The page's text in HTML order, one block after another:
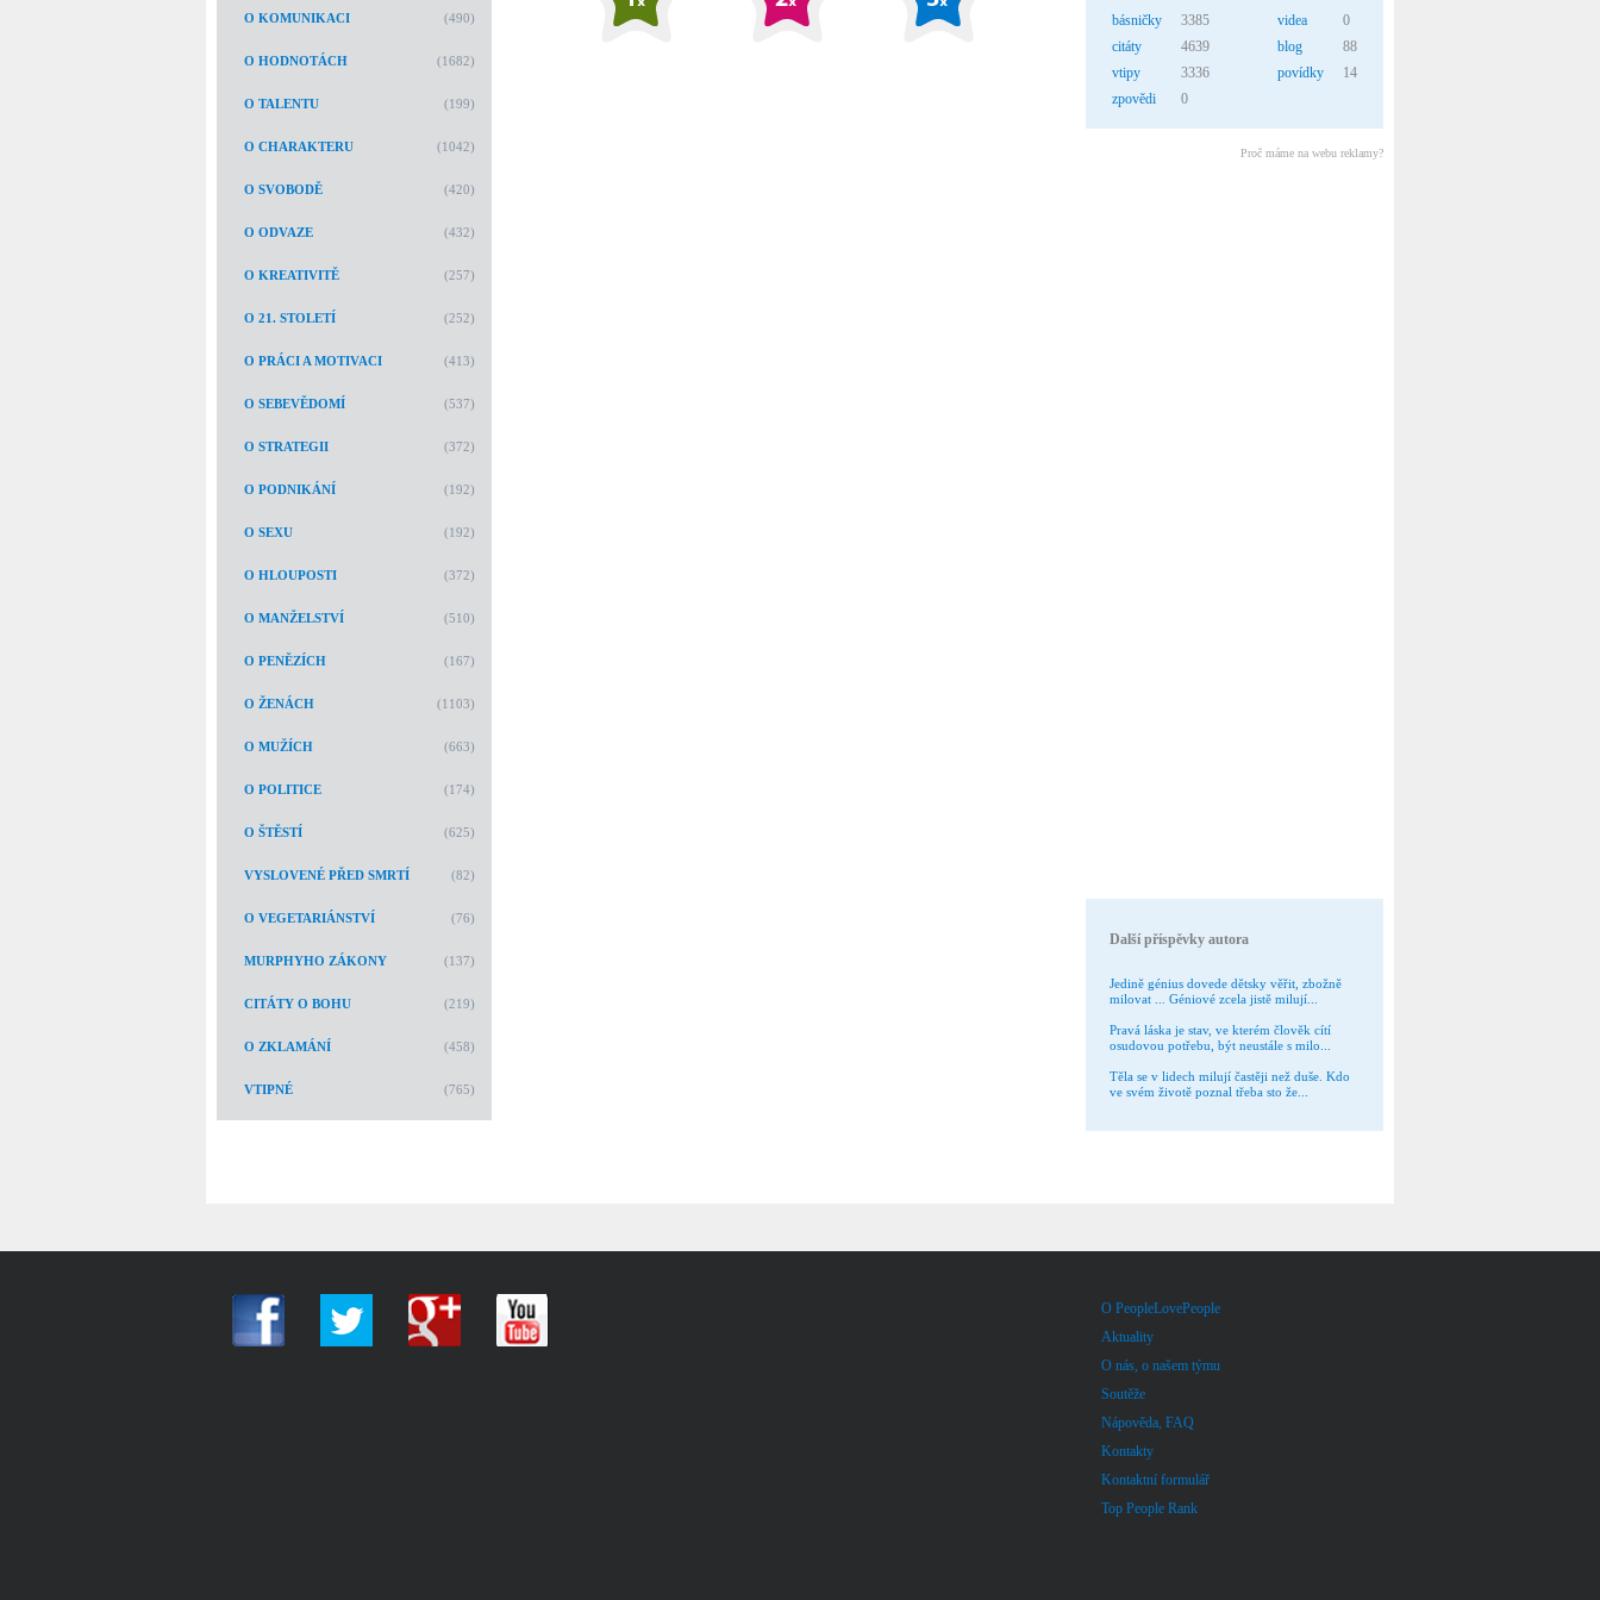
O KOMUNIKACI (490)
O HODNOTÁCH (1682)
O TALENTU (199)
O CHARAKTERU (1042)
O SVOBODĚ (420)
O ODVAZE (432)
O KREATIVITĚ (257)
O 21. STOLETÍ (252)
O PRÁCI A MOTIVACI (413)
O SEBEVĚDOMÍ (537)
O STRATEGII (372)
O PODNIKÁNÍ (192)
O SEXU (192)
O HLOUPOSTI (372)
O MANŽELSTVÍ (510)
O PENĚZÍCH (167)
O ŽENÁCH (1103)
O MUŽÍCH (663)
O POLITICE (174)
O ŠTĚSTÍ (625)
VYSLOVENÉ PŘED SMRTÍ (82)
O VEGETARIÁNSTVÍ (76)
MURPHYHO ZÁKONY (137)
CITÁTY O BOHU (219)
O ZKLAMÁNÍ (458)
VTIPNÉ (765)
básničky
3385
citáty
4639
vtipy
3336
zpovědi
0
videa
0
blog
88
povídky
14
Proč máme na webu reklamy?
Další příspěvky autora
Jedině génius dovede dětsky věřit, zbožně
milovat ... Géniové zcela jistě milují...
Pravá láska je stav, ve kterém člověk cítí
osudovou potřebu, být neustále s milo...
Těla se v lidech milují častěji než duše. Kdo
ve svém životě poznal třeba sto že...
O PeopleLovePeople
Aktuality
O nás, o našem týmu
Soutěže
Nápověda, FAQ
Kontakty
Kontaktní formulář
Top People Rank